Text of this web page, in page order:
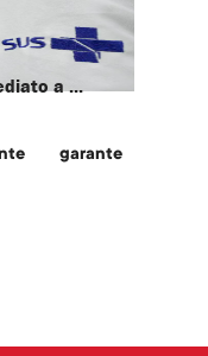
a ...
garante